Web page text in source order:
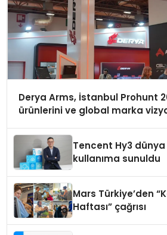
Derya Arms, İstanbul Prohunt
ürünlerini ve global marka
Tencent Hy3
kullanıma sunuldu
Mars Türkiye’den
Haftası” çağrısı